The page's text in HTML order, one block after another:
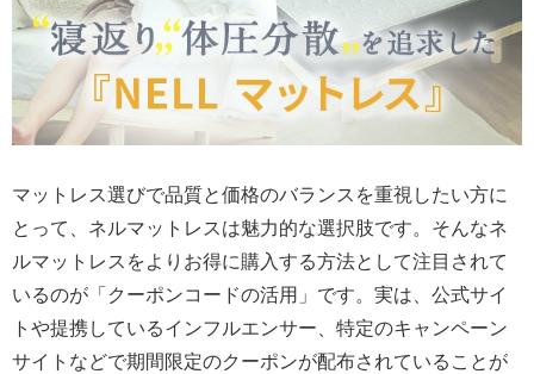
マットレス選びで品質と価格のバランスを重視したい方に
とって、ネルマットレスは魅力的な選択肢です。そんなネ
ルマットレスをよりお得に購入する方法として注目されて
いるのが「クーポンコードの活用」です。実は、公式サイ
トや提携しているインフルエンサー、特定のキャンペーン
サイトなどで期間限定のクーポンが配布されていることが